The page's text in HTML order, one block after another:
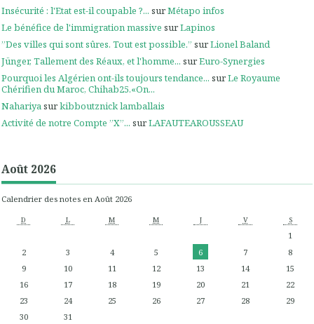
Insécurité : l'Etat est-il coupable ?... surMétapo infos
Le bénéfice de l'immigration massive surLapinos
”Des villes qui sont sûres. Tout est possible.” surLionel Baland
Jünger, Tallement des Réaux, et l'homme... surEuro-Synergies
Pourquoi les Algérien ont-ils toujours tendance... surLe Royaume
Chérifien du Maroc, Chihab25.«On...
Nahariyasurkibboutznick lamballais
Activité de notre Compte ”X”... surLAFAUTEAROUSSEAU
Août 2026
Calendrier des notes en Août 2026
D L M M J V S
1
2
3 4 5 6 7
8
9
10 11 12 13 14
15
16
17 18 19 20 21
22
23
24 25 26 27 28
29
30
31